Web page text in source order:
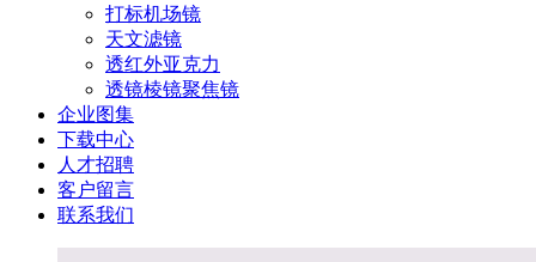
打标机场镜
天文滤镜
透红外亚克力
透镜棱镜聚焦镜
企业图集
下载中心
人才招聘
客户留言
联系我们